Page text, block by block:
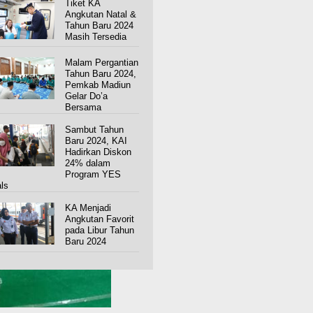
Tiket KA
Angkutan Natal &
Tahun Baru 2024
Masih Tersedia
Malam Pergantian
Tahun Baru 2024,
Pemkab Madiun
Gelar Do’a
Bersama
Sambut Tahun
Baru 2024, KAI
Hadirkan Diskon
24% dalam
Program YES
KA Menjadi
Angkutan Favorit
pada Libur Tahun
Baru 2024